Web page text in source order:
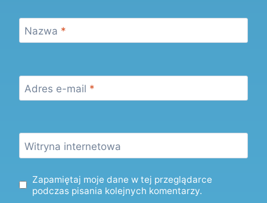
Nazwa *
Adres e-mail *
Witryna internetowa
Zapamiętaj moje dane w tej przeglądarce
podczas pisania kolejnych komentarzy.